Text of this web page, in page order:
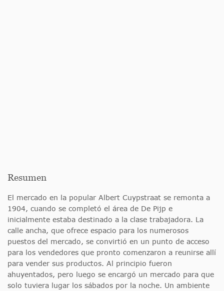
Resumen
El mercado en la popular Albert Cuypstraat se remonta a
1904, cuando se completó el área de De Pijp e
inicialmente estaba destinado a la clase trabajadora. La
calle ancha, que ofrece espacio para los numerosos
puestos del mercado, se convirtió en un punto de acceso
para los vendedores que pronto comenzaron a reunirse allí
para vender sus productos. Al principio fueron
ahuyentados, pero luego se encargó un mercado para que
solo tuviera lugar los sábados por la noche. Un ambiente